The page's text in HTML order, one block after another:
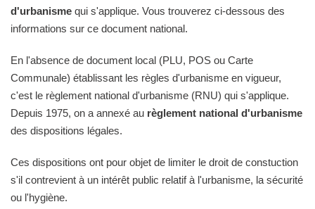
d'urbanisme qui s'applique. Vous trouverez ci-dessous des
informations sur ce document national.
En l'absence de document local (PLU, POS ou Carte
Communale) établissant les règles d'urbanisme en vigueur,
c'est le règlement national d'urbanisme (RNU) qui s'applique.
Depuis 1975, on a annexé au règlement national d'urbanisme
des dispositions légales.
Ces dispositions ont pour objet de limiter le droit de constuction
s'il contrevient à un intérêt public relatif à l'urbanisme, la sécurité
ou l'hygiène.